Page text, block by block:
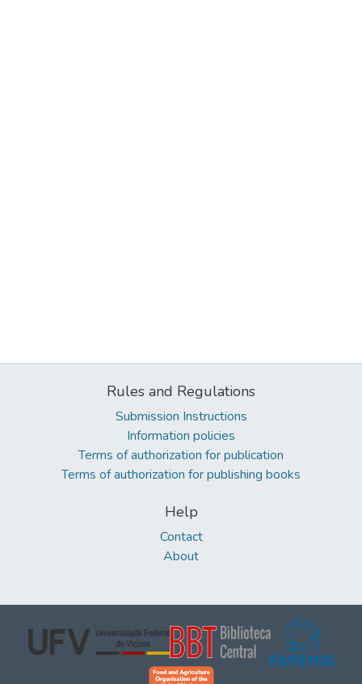
Rules and Regulations
Submission Instructions
Information policies
Terms of authorization for publication
Terms of authorization for publishing books
Help
Contact
About